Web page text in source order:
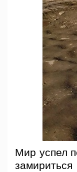
Мир успел